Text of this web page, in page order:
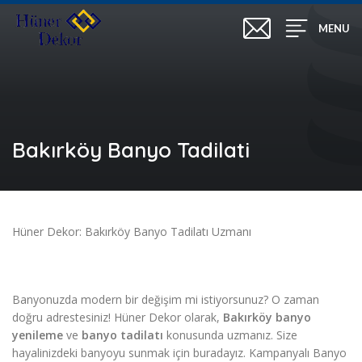
MENU
Bakırköy Banyo Tadilati
Hüner Dekor: Bakırköy Banyo Tadilatı Uzmanı
Banyonuzda modern bir değişim mi istiyorsunuz? O zaman
doğru adrestesiniz! Hüner Dekor olarak, Bakırköy banyo
yenileme ve banyo tadilatı konusunda uzmanız. Size
hayalinizdeki banyoyu sunmak için buradayız. Kampanyalı Banyo